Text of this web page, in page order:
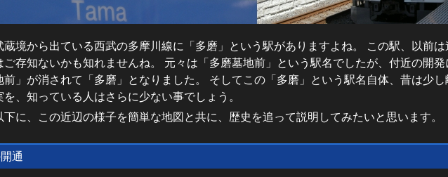
蔵境から出ている西武の多摩川線に「多磨」という駅がありますよね。 この駅、以前
ご存知ないかも知れませんね。 元々は「多磨墓地前」という駅名でしたが、付近の開
前」が消されて「多磨」となりました。 そしてこの「多磨」という駅名自体、昔は少
を、知っている人はさらに少ない事でしょう。
下に、この近辺の様子を簡単な地図と共に、歴史を追って説明してみたいと思います。
通